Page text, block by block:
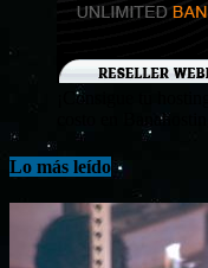
¡Consigue tu
costo en
Lo más leído